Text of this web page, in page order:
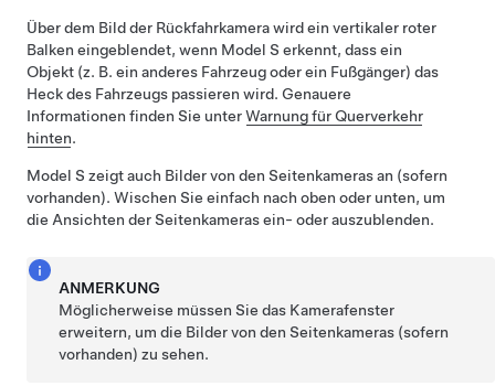
Über dem Bild der Rückfahrkamera wird ein vertikaler roter
Balken eingeblendet, wenn Model S erkennt, dass ein
Objekt (z. B. ein anderes Fahrzeug oder ein Fußgänger) das
Heck des Fahrzeugs passieren wird. Genauere
Informationen finden Sie unterWarnung für Querverkehr
hinten.
Model S zeigt auch Bilder von den Seitenkameras an (sofern
vorhanden). Wischen Sie einfach nach oben oder unten, um
die Ansichten der Seitenkameras ein- oder auszublenden.
ANMERKUNG
Möglicherweise müssen Sie das Kamerafenster
erweitern, um die Bilder von den Seitenkameras (sofern
vorhanden) zu sehen.